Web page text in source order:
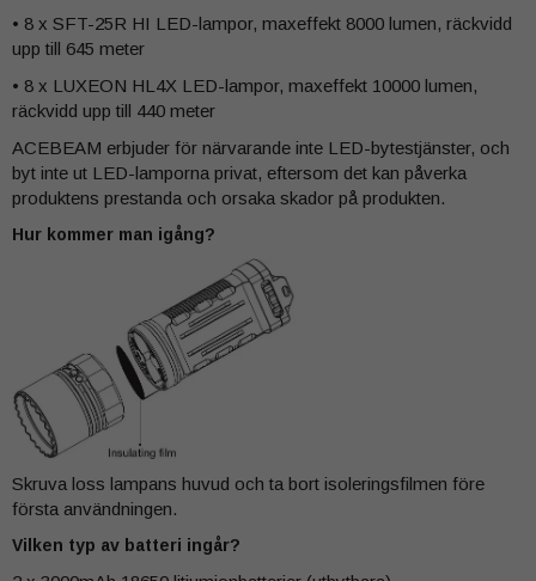
• 8 x SFT-25R HI LED-lampor, maxeffekt 8000 lumen, räckvidd
upp till 645 meter
• 8 x LUXEON HL4X LED-lampor, maxeffekt 10000 lumen,
räckvidd upp till 440 meter
ACEBEAM erbjuder för närvarande inte LED-bytestjänster, och
byt inte ut LED-lamporna privat, eftersom det kan påverka
produktens prestanda och orsaka skador på produkten.
Hur kommer man igång?
Skruva loss lampans huvud och ta bort isoleringsfilmen före
första användningen.
Vilken typ av batteri ingår?